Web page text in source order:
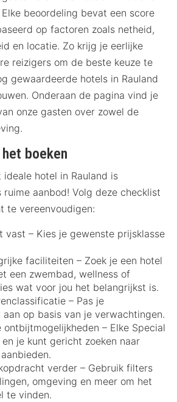
beoordeling bevat een score
op factoren zoals netheid,
en locatie. Zo krijg je eerlijke
reizigers om de beste keuze te
gewaardeerde hotels in Rauland
Onderaan de pagina vind je
onze gasten over zowel de
boeken
hotel in Rauland is
ruime aanbod! Volg deze checklist
te vereenvoudigen:
vast – Kies je gewenste prijsklasse
faciliteiten – Zoek je een hotel
een zwembad, wellness of
wat voor jou het belangrijkst is.
– Pas je
aan op basis van je verwachtingen.
ontbijtmogelijkheden – Elke Special
je kunt gericht zoeken naar
verder – Gebruik filters
omgeving en meer om het
te vinden.